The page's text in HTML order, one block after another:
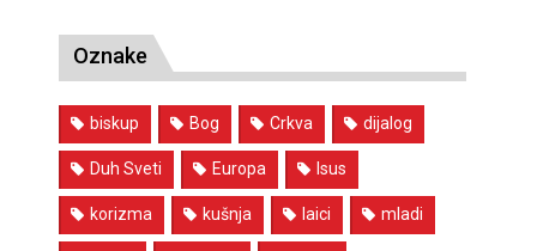
Oznake
biskup Bog Crkva dijalog
Duh Sveti Europa Isus
korizma kušnja laici mladi